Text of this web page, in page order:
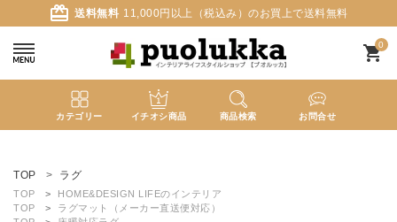
card_giftcard 送料無料 11,000円以上（税込み）のお買上で送料無料
0
shopping_cart
カテゴリー イチオシ商品 商品検索 お問合せ
ようこそ ゲスト 様
TOP ラグ
TOP
HOME&DESIGN LIFEのインテリア
TOP
ラグマット（メーカー直送便対応）